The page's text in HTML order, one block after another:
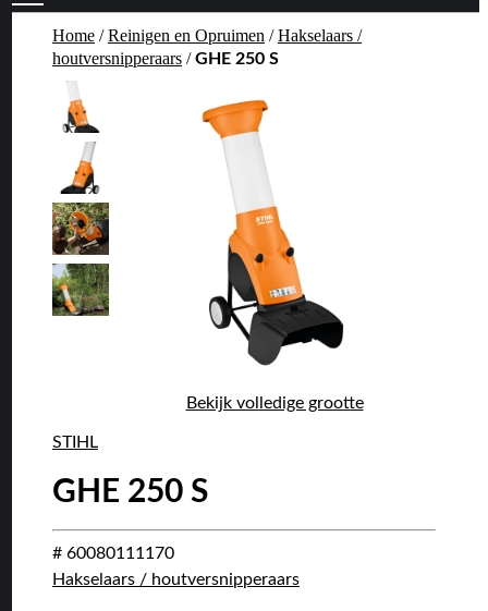
Home /Reinigen en Opruimen /Hakselaars /
houtversnipperaars /GHE 250 S
Bekijk volledige grootte
STIHL
GHE 250 S
# 60080111170
Hakselaars / houtversnipperaars